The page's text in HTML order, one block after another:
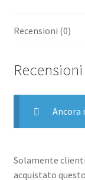
Recensioni (0)
Recensioni
Ancora
Solamente
acquistato